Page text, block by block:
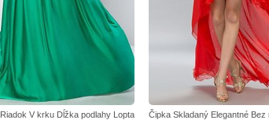
V krku Dĺžka podlahy Lopta
Čipka Skladaný Elegantné Bez